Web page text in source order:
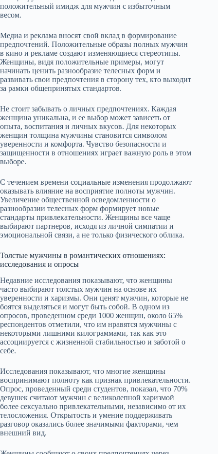
положительный имидж для мужчин с избыточным
весом.
Медиа и реклама вносят свой вклад в формирование
предпочтений. Положительные образы полных мужчин
в кино и рекламе создают изменяющиеся стереотипы.
Женщины, видя положительные примеры, могут
начинать ценить разнообразие телесных форм и
развивать свои предпочтения в сторону тех, кто выходит
за рамки общепринятых стандартов.
Не стоит забывать о личных предпочтениях. Каждая
женщина уникальна, и ее выбор может зависеть от
опыта, воспитания и личных вкусов. Для некоторых
женщин толщина мужчины становится символом
уверенности и комфорта. Чувство безопасности и
защищенности в отношениях играет важную роль в этом
выборе.
С течением времени социальные изменения продолжают
оказывать влияние на восприятие полноты мужчин.
Увеличение общественной осведомленности о
разнообразии телесных форм формирует новые
стандарты привлекательности. Женщины все чаще
выбирают партнеров, исходя из личной симпатии и
эмоциональной связи, а не только физического облика.
Толстые мужчины в романтических отношениях:
исследования и опросы
Недавние исследования показывают, что женщины
часто выбирают толстых мужчин на основе их
уверенности и харизмы. Они ценят мужчин, которые не
боятся выделяться и могут быть собой. В одном из
опросов, проведенном среди 1000 женщин, около 65%
респондентов отметили, что им нравятся мужчины с
некоторыми лишними килограммами, так как это
ассоциируется с жизненной стабильностью и заботой о
себе.
Исследования показывают, что многие женщины
воспринимают полноту как признак привлекательности.
Опрос, проведенный среди студентов, показал, что 70%
девушек считают мужчин с великолепной харизмой
более сексуально привлекательными, независимо от их
телосложения. Открытость и умение поддерживать
разговор оказались более значимыми факторами, чем
внешний вид.